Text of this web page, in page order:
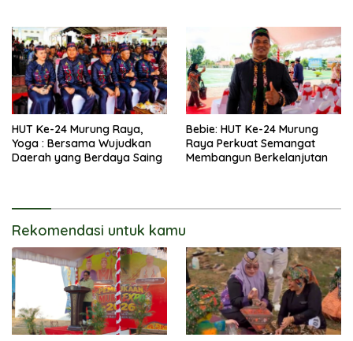
HUT Ke-24 Murung Raya,
Yoga : Bersama Wujudkan
Daerah yang Berdaya Saing
Bebie: HUT Ke-24 Murung
Raya Perkuat Semangat
Membangun Berkelanjutan
Rekomendasi untuk kamu